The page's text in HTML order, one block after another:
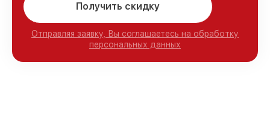
Получить скидку
Отправляя заявку, Вы соглашаетесь на обработку
персональных данных